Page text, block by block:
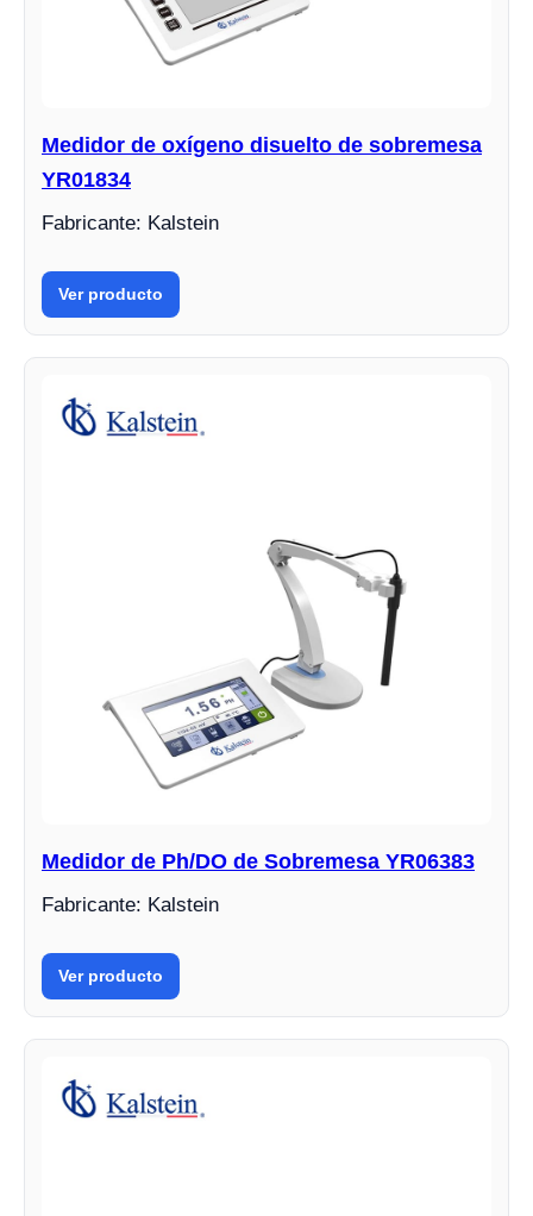
Medidor de oxígeno disuelto de sobremesa
YR01834
Fabricante: Kalstein
Ver producto
Medidor de Ph/DO de Sobremesa YR06383
Fabricante: Kalstein
Ver producto